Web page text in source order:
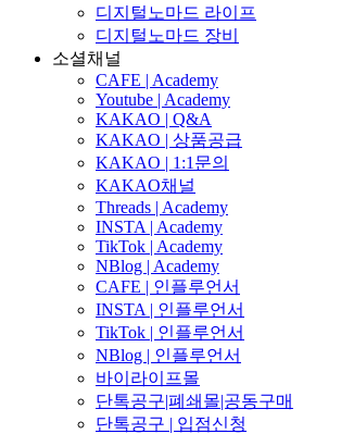
디지털노마드 라이프
디지털노마드 장비
소셜채널
CAFE | Academy
Youtube | Academy
KAKAO | Q&A
KAKAO | 상품공급
KAKAO | 1:1문의
KAKAO채널
Threads | Academy
INSTA | Academy
TikTok | Academy
NBlog | Academy
CAFE | 인플루언서
INSTA | 인플루언서
TikTok | 인플루언서
NBlog | 인플루언서
바이라이프몰
단톡공구|폐쇄몰|공동구매
단톡공구 | 입점신청